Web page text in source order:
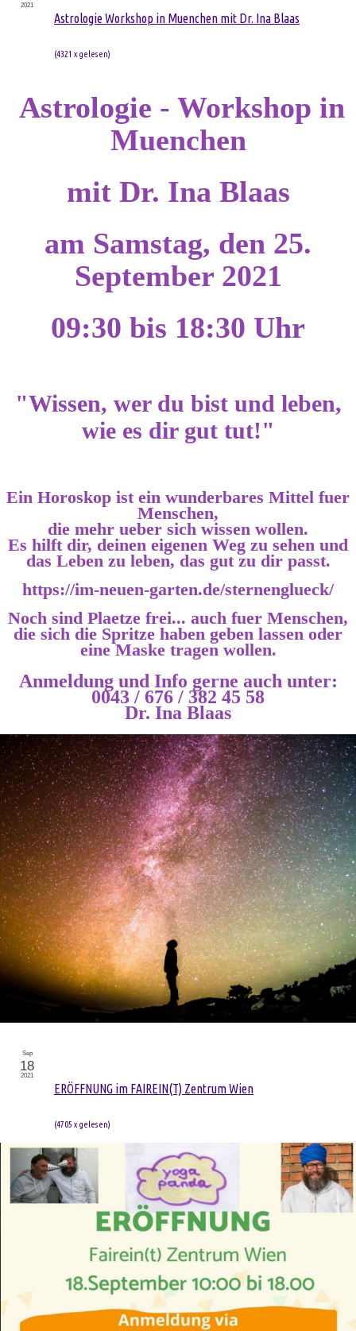
Astrologie Workshop in Muenchen mit Dr. Ina Blaas
(4321 x gelesen)
2021
Astrologie - Workshop in
Muenchen
mit Dr. Ina Blaas
am Samstag, den 25.
September 2021
09:30 bis 18:30 Uhr
"Wissen, wer du bist und leben,
wie es dir gut tut!"
Ein Horoskop ist ein wunderbares Mittel fuer
Menschen,
die mehr ueber sich wissen wollen.
Es hilft dir, deinen eigenen Weg zu sehen und
das Leben zu leben, das gut zu dir passt.
https://im-neuen-garten.de/sternenglueck/
Noch sind Plaetze frei... auch fuer Menschen,
die sich die Spritze haben geben lassen oder
eine Maske tragen wollen.
Anmeldung und Info gerne auch unter:
0043 / 676 / 382 45 58
Dr. Ina Blaas
ERÖFFNUNG im FAIREIN(T) Zentrum Wien
(4705 x gelesen)
Sep
18
2021